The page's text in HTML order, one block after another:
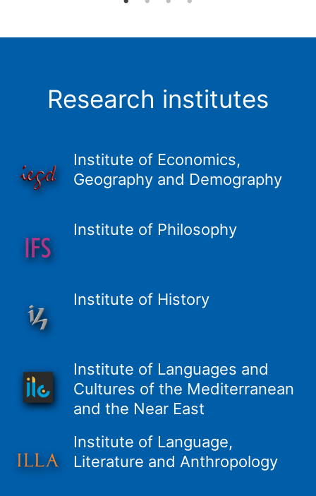
Research institutes
Institute of Economics,
Geography and Demography
Institute of Philosophy
Institute of History
Institute of Languages and
Cultures of the Mediterranean
and the Near East
Institute of Language,
Literature and Anthropology